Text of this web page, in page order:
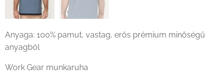
Anyaga: 100% pamut, vastag, erős prémium minőségű
anyagból
Work Gear munkaruha